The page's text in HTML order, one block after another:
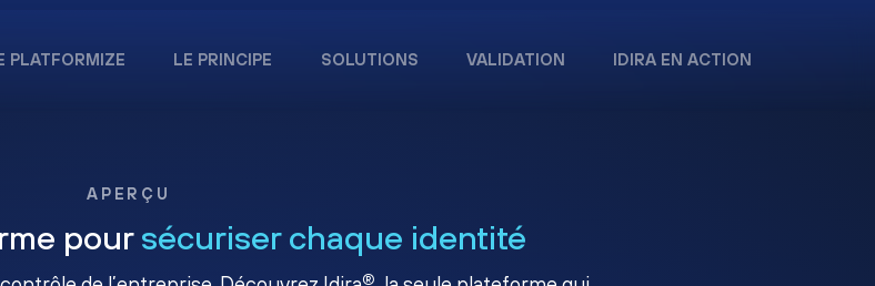
PLATFORMIZE LE PRINCIPE SOLUTIONS VALIDATION IDIRA EN ACTION
APERÇU
pour sécuriser chaque identité
®